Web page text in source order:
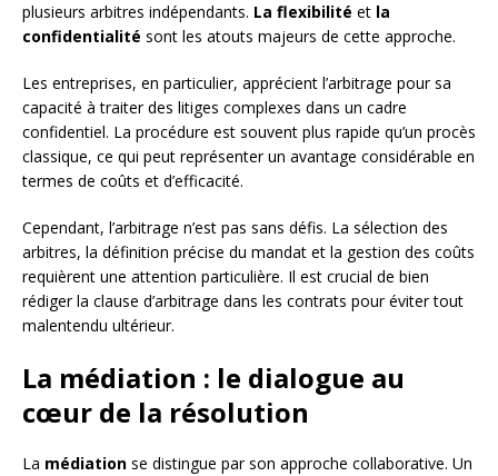
plusieurs arbitres indépendants. La flexibilité et la
confidentialité sont les atouts majeurs de cette approche.
Les entreprises, en particulier, apprécient l’arbitrage pour sa
capacité à traiter des litiges complexes dans un cadre
confidentiel. La procédure est souvent plus rapide qu’un procès
classique, ce qui peut représenter un avantage considérable en
termes de coûts et d’efficacité.
Cependant, l’arbitrage n’est pas sans défis. La sélection des
arbitres, la définition précise du mandat et la gestion des coûts
requièrent une attention particulière. Il est crucial de bien
rédiger la clause d’arbitrage dans les contrats pour éviter tout
malentendu ultérieur.
La médiation : le dialogue au
cœur de la résolution
La médiation se distingue par son approche collaborative. Un